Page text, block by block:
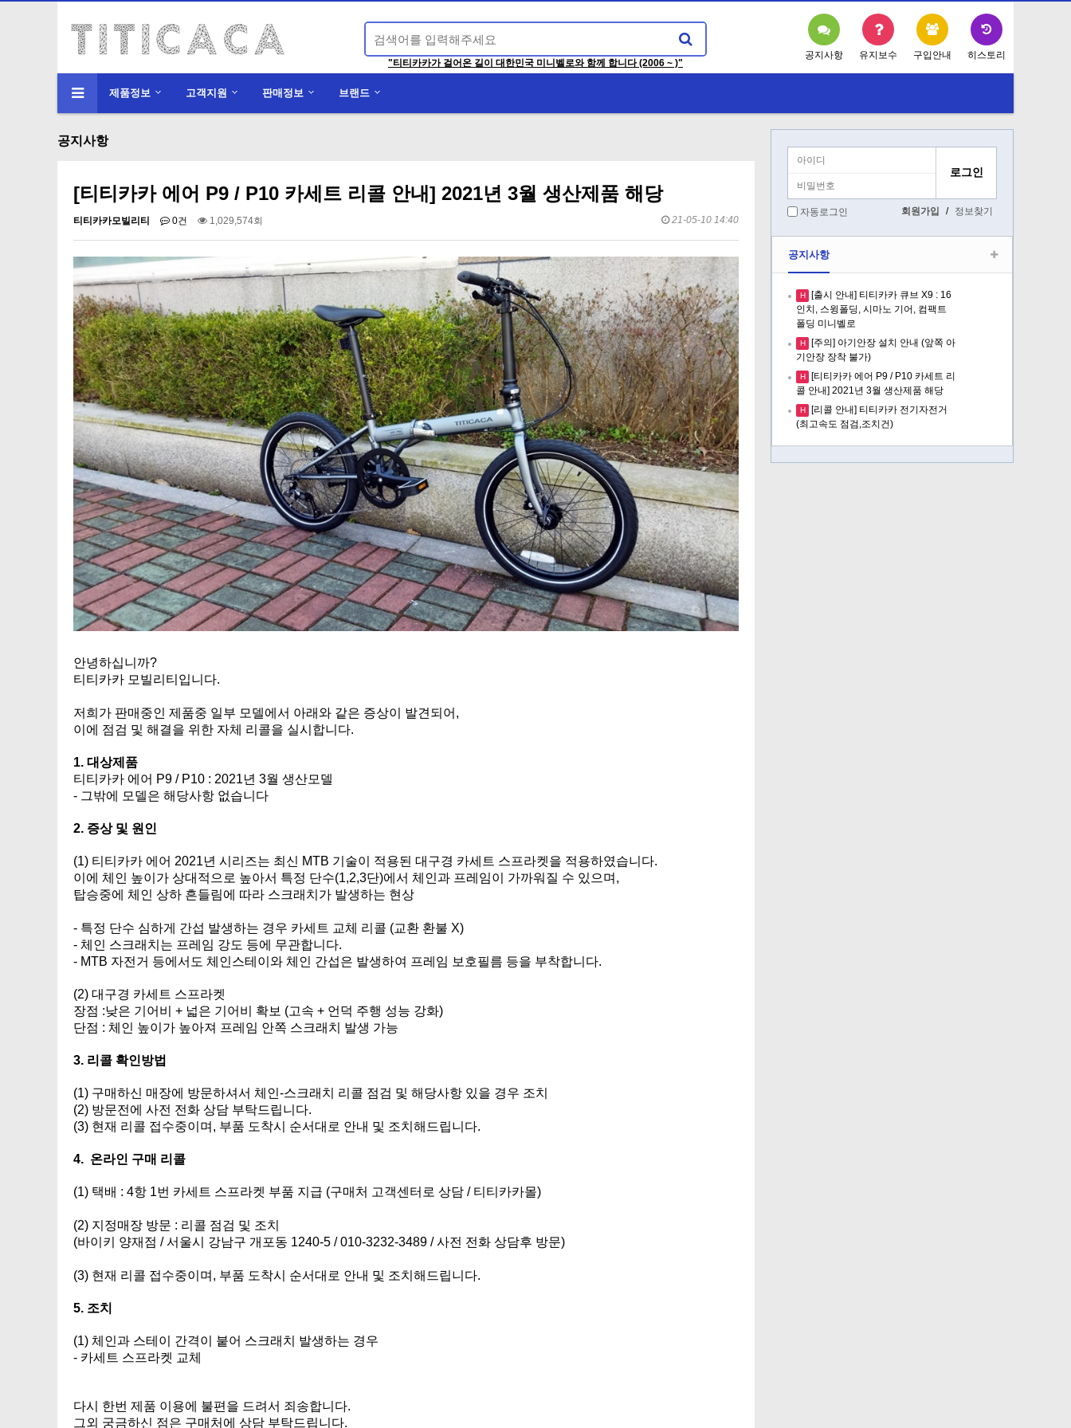
"티티카카가 걸어온 길이 대한민국 미니벨로와 함께 합니다 (2006 ~ )"
공지사항 유지보수 구입안내 히스토리
제품정보 고객지원 판매정보 브랜드
공지사항
[티티카카 에어 P9 / P10 카세트 리콜 안내] 2021년 3월 생산제품 해당
티티카카모빌리티 0건 1,029,574회 21-05-10 14:40
안녕하십니까?
티티카카 모빌리티입니다.
저희가 판매중인 제품중 일부 모델에서 아래와 같은 증상이 발견되어,
이에 점검 및 해결을 위한 자체 리콜을 실시합니다.
1. 대상제품
티티카카 에어 P9 / P10 : 2021년 3월 생산모델
- 그밖에 모델은 해당사항 없습니다
2. 증상 및 원인
(1) 티티카카 에어 2021년 시리즈는 최신 MTB 기술이 적용된 대구경 카세트 스프라켓을 적용하였습니다.
이에 체인 높이가 상대적으로 높아서 특정 단수(1,2,3단)에서 체인과 프레임이 가까워질 수 있으며,
탑승중에 체인 상하 흔들림에 따라 스크래치가 발생하는 현상
- 특정 단수 심하게 간섭 발생하는 경우 카세트 교체 리콜 (교환 환불 X)
- 체인 스크래치는 프레임 강도 등에 무관합니다.
- MTB 자전거 등에서도 체인스테이와 체인 간섭은 발생하여 프레임 보호필름 등을 부착합니다.
(2) 대구경 카세트 스프라켓
장점 :낮은 기어비 + 넓은 기어비 확보 (고속 + 언덕 주행 성능 강화)
단점 : 체인 높이가 높아져 프레임 안쪽 스크래치 발생 가능
3. 리콜 확인방법
(1) 구매하신 매장에 방문하셔서 체인-스크래치 리콜 점검 및 해당사항 있을 경우 조치
(2) 방문전에 사전 전화 상담 부탁드립니다.
(3) 현재 리콜 접수중이며, 부품 도착시 순서대로 안내 및 조치해드립니다.
4. 온라인 구매 리콜
(1) 택배 : 4항 1번 카세트 스프라켓 부품 지급 (구매처 고객센터로 상담 / 티티카카몰)
(2) 지정매장 방문 : 리콜 점검 및 조치
(바이키 양재점 / 서울시 강남구 개포동 1240-5 / 010-3232-3489 / 사전 전화 상담후 방문)
(3) 현재 리콜 접수중이며, 부품 도착시 순서대로 안내 및 조치해드립니다.
5. 조치
(1) 체인과 스테이 간격이 붙어 스크래치 발생하는 경우
- 카세트 스프라켓 교체
다시 한번 제품 이용에 불편을 드려서 죄송합니다.
그외 궁금하신 점은 구매처에 상담 부탁드립니다.
자동로그인 회원가입 / 정보찾기
공지사항
H
[출시 안내] 티티카카 큐브 X9 : 16
인치, 스윙폴딩, 시마노 기어, 컴팩트
폴딩 미니벨로
H
[주의] 아기안장 설치 안내 (앞쪽 아
기안장 장착 불가)
H
[티티카카 에어 P9 / P10 카세트 리
콜 안내] 2021년 3월 생산제품 해당
H
[리콜 안내] 티티카카 전기자전거
(최고속도 점검,조치건)